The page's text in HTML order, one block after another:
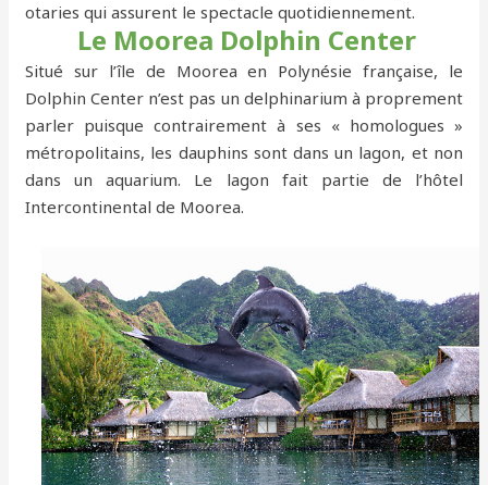
otaries qui assurent le spectacle quotidiennement.
Le Moorea Dolphin Center
Situé sur l’île de Moorea en Polynésie française, le
Dolphin Center n’est pas un delphinarium à proprement
parler puisque contrairement à ses « homologues »
métropolitains, les dauphins sont dans un lagon, et non
dans un aquarium. Le lagon fait partie de l’hôtel
Intercontinental de Moorea.